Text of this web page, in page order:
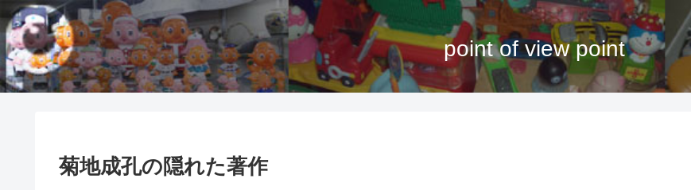
point of view point
菊地成孔の隠れた著作